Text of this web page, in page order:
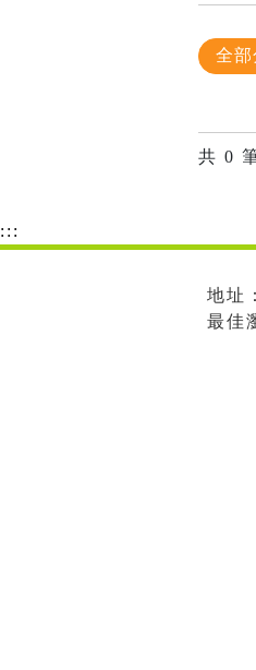
全部
共 0
:::
地址
最佳